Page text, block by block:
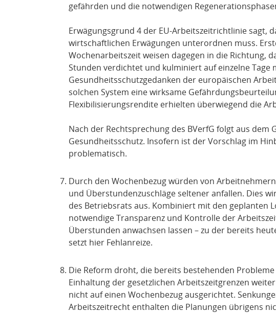
gefährden und die notwendigen
Erwägungsgrund 4 der EU-Arbeitszeitrichtlinie sagt,
wirtschaftlichen Erwägungen unterordnen muss.
Wochenarbeitszeit weisen dagegen in die Richtung,
Stunden verdichtet und kulminiert auf einzelne
Gesundheitsschutzgedanken der europäischen
solchen System eine wirksame
Flexibilisierungsrendite erhielten überwiegend die
Nach der Rechtsprechung des BVerfG folgt aus
Gesundheitsschutz. Insofern ist der Vorschlag im
problematisch.
Durch den Wochenbezug würden von
und Überstundenzuschläge seltener anfallen. Dies
des Betriebsrats aus. Kombiniert mit den geplanten
notwendige Transparenz und Kontrolle der
Überstunden anwachsen lassen – zu der bereits
setzt hier Fehlanreize.
Die Reform droht, die bereits bestehenden
Einhaltung der gesetzlichen Arbeitszeitgrenzen
nicht auf einen Wochenbezug ausgerichtet.
Arbeitszeitrecht enthalten die Planungen übrigens